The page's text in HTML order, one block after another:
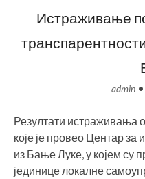
Истраживање
admin •
Резултати истраживања
које је провео Центар
из Бање Луке, у којем су
јединице локалне